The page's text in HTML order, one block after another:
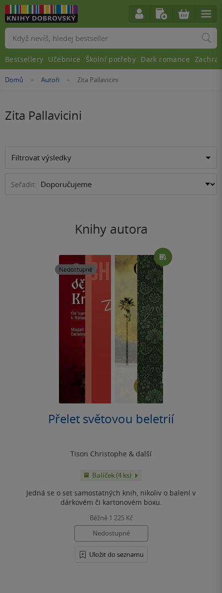
Nacházíte
Domů »Autoři »
Zita Pallavicini
Zita Pallavicini
Filtrovat výsledky
Seřadit:
Knihy autora
Nedostupné
Přelet světovou beletrií
Tison Christophe & další
Balíček (4 ks)
Jedná se o set samostatných knih, nikoliv o balení v
dárkovém či kartonovém boxu.
Běžně 1 225 Kč
Nedostupné
Uložit do seznamu
Vyhledávání
Bestsellery Učebnice Školní potřeby Dark romance